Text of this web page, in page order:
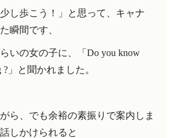
し歩こう！」と思って、キャナ
瞬間です、
いの女の子に、「Do you know
?」と聞かれました。
ら、でも余裕の素振りで案内しま
しかけられると